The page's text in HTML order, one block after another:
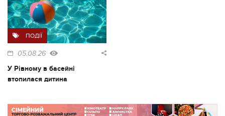
ПОДІЇ
05.08.26
У Рівному в басейні
втопилася дитина